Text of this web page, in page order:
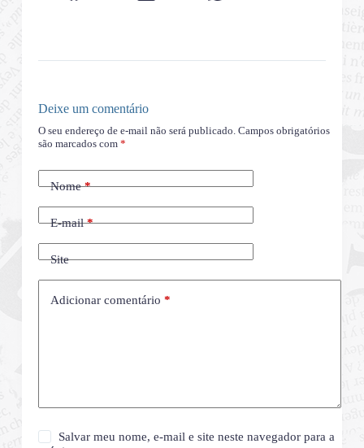
Deixe um comentário
O seu endereço de e-mail não será publicado. Campos obrigatórios
são marcados com *
Nome*
E-mail*
Site
Adicionar comentário *
Salvar meu nome, e-mail e site neste navegador para a